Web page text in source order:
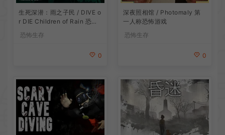
生死深潜：雨之子民 / DIVE o
r DIE Children of Rain 恐怖
恐怖生存
0
深夜照相馆 / Photomaly 第
一人称恐怖游戏
恐怖生存
0